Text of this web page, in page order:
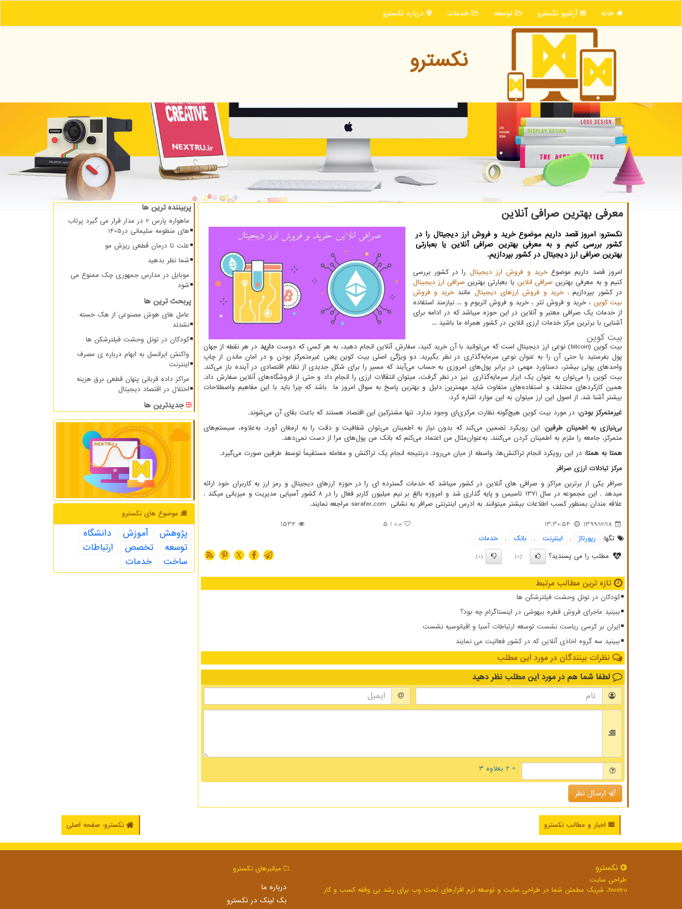
خانه آرشیو نكسترو توسعه خدمات درباره نكسترو
نكسترو
معرفی بهترین صرافی آنلاین
نكسترو: امروز قصد داریم موضوع خرید و فروش ارز دیجیتال را در
كشور بررسی كنیم و به معرفی بهترین صرافی آنلاین یا بعبارتی
بهترین صرافی ارز دیجیتال در كشور بپردازیم.
امروز قصد داریم موضوعخرید و فروش ارز دیجیتال را در کشور بررسی
کنیم و به معرفی بهترینصرافی انلاین یا بعبارتی بهترینصرافی ارز دیجیتال
در کشور بپردازیم .خرید و فروش ارزهای دیجیتال مانند خرید و فروش
بیت کوین ، خرید و فروش تتر ، خرید و فروش اتریوم و ... نیازمند استفاده
از خدمات یک صرافی معتبر و آنلاین در این حوزه میباشد که در ادامه برای
آشنایی با برترین مرکز خدمات ارزی انلاین در کشور همراه ما باشید ...
بیت کوین
بیت کوین (bitcoin)نوعی ارز دیجیتال است که می‌توانید با آن خرید کنید، سفارش‌ آنلاین انجام دهید، به هر کسی که دوستدارید در هر نقطه از جهان
پول بفرستید یا حتی آن را به عنوان نوعی سرمایه‌گذاری در نظر بگیرید. دو ویژگی اصلی بیت کوین یعنی غیرمتمرکز بودن و در امان ماندن از چاپ
واحدهای پولی بیشتر، دستاورد مهمی در برابر پول‌های امروزی به حساب می‌آیند که مسیر را برای شکل جدیدی از نظام اقتصادی در آینده باز می‌کند.
بیت کوین را می‌توان به عنوان یک ابزار سرمایه‌گذاری نیز در نظر گرفت، می­توان انتقالات ارزی را انجام داد و حتی از فروشگاه‌های آنلاین سفارش داد.
همین کارکردهای مختلف و استفاده‌های متفاوت شاید مهم­ترین دلیل و بهترین پاسخ به سوال امروز ما باشد که چرا باید با این مفاهیم واصطلاحات
بیشتر آشنا شد. از اصول این ارز می­توان به این موارد اشاره کرد:
غیرمتمرکز بودن: در مورد بیت کوین هیچ‌گونه نظارت مرکزی‌ای وجود ندارد. تنها مشترکین این اقتصاد هستند که باعث بقای آن می‌شوند.
بی‌نیازی به اطمینان طرفین: این رویکرد تضمین می‌کند که بدون نیاز به اطمینان می‌توان شفافیت و دقت را به ارمغان آورد. به‌علاوه، سیستم‌های
متمرکز، جامعه را ملزم به اطمینان کردن می‌کنند. به‌عنوان‌مثال من اعتماد می‌کنم که بانک من پول‌های مرا از دست نمی‌دهد.
همتا به همتا: در این رویکرد انجام تراکنش‌ها، واسطه از میان می‌رود. درنتیجه انجام یک تراکنش و معامله مستقیماً توسط طرفین صورت می‌گیرد.
مرکز تبادلات ارزی صرافر
صرافر یکی از برترین مراکز و صرافی های آنلاین در کشور میباشد که خدمات گسترده ای را در حوزه ارزهای دیجیتال و رمز ارز به کاربران خود ارائه
میدهد . این مجموعه در سال 1371 تاسیس و پایه گذاری شد و امروزه بالغ بر نیم میلیون کاربر فعال را در 8 کشور آسیایی مدیریت و میزبانی میکند .
علاقه مندان بمنظور کسب اطلاعات بیشتر میتوانند به ادرس اینترنتی صرافر به نشانی sarafer.com مراجعه نمایند.
1399/12/18
13:30:54
0.0
/ 5
1534
تگها:
رپورتاژ , اینترنت , بانك ,
خدمات
مطلب را می پسندید؟
(0)
(0)
X
تازه ترین مطالب مرتبط
کودکان در تونل وحشت فیلترشکن ها
ببینید ماجرای فروش قطره بیهوشی در اینستاگرام چه بود؟
ایران بر کرسی ریاست نشست توسعه ارتباطات آسیا و اقیانوسیه نشست
ببینید سه گروه اخاذی آنلاین که در کشور فعالیت می نمایند
نظرات بینندگان در مورد این مطلب
لطفا شما هم در مورد این مطلب نظر دهید
= ۲ بعلاوه ۳
ارسال نظر
پربیننده ترین ها
ماهواره پارس 2 در مدار قرار می گیرد پرتاب
های منظومه سلیمانی در1405
علت تا درمان قطعی ریزش مو
شما نظر بدهید
موبایل در مدارس جمهوری چک ممنوع می
شود
پربحث ترین ها
عامل های هوش مصنوعی از هک خسته
نشدند
کودکان در تونل وحشت فیلترشکن ها
واکنش ایرانسل به ابهام درباره ی مصرف
اینترنت
مراکز داده قربانی پنهان قطعی برق هزینه
اختلال در اقتصاد دیجیتال
جدیدترین ها
موضوع های نكسترو
پژوهش آموزش
دانشگاه
توسعه
تخصص
ارتباطات
ساخت
خدمات
اخبار و مطالب نکسترو نکسترو: صفحه اصلی
نكسترو
طراحی سایت
Nextru، شریک مطمئن شما در طراحی سایت و توسعه نرم افزارهای تحت وب برای رشد بی وقفه کسب و کار
میانبرهای نكسترو
درباره ما
بک لینک در نكسترو